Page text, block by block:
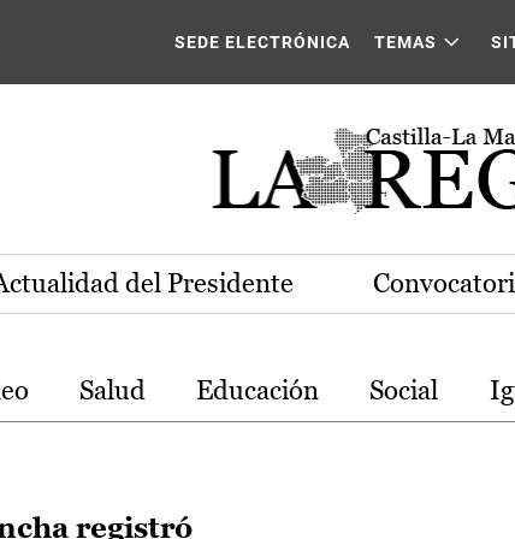
de Castilla-La Mancha
SEDE ELECTRÓNICA TEMAS
del Presidente
Salud Educación Social
registró